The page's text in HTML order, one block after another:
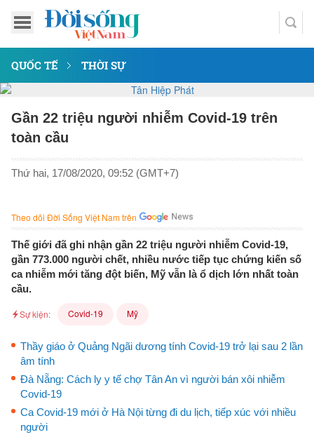
QUỐC TẾ THỜI SỰ
Gần 22 triệu người nhiễm Covid-19 trên
toàn cầu
Thứ hai, 17/08/2020, 09:52 (GMT+7)
Theo dõi Đời Sống Việt Nam trên
Thế giới đã ghi nhận gần 22 triệu người nhiễm Covid-19,
gần 773.000 người chết, nhiều nước tiếp tục chứng kiến số
ca nhiễm mới tăng đột biến, Mỹ vẫn là ổ dịch lớn nhất toàn
cầu.
Sự kiện: Covid-19 Mỹ
Thầy giáo ở Quảng Ngãi dương tính Covid-19 trở lại sau 2 lần
âm tính
Đà Nẵng: Cách ly y tế chợ Tân An vì người bán xôi nhiễm
Covid-19
Ca Covid-19 mới ở Hà Nội từng đi du lịch, tiếp xúc với nhiều
người